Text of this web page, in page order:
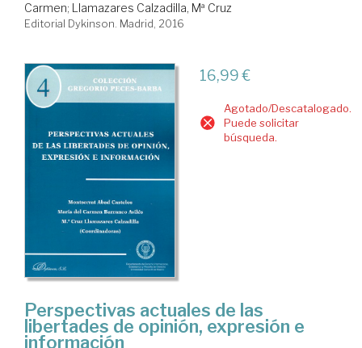
Carmen; Llamazares Calzadilla, Mª Cruz
Editorial Dykinson. Madrid, 2016
16,99 €
Agotado/Descatalogado.
Puede solicitar
búsqueda.
Perspectivas actuales de las
libertades de opinión, expresión e
información